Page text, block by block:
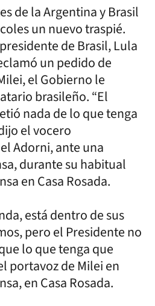
de la Argentina y Brasil
un nuevo traspié.
de Brasil, Lula
un pedido de
el Gobierno le
brasileño. “El
nada de lo que tenga
el vocero
Adorni, ante una
durante su habitual
en Casa Rosada.
está dentro de sus
pero el Presidente no
lo que tenga que
portavoz de Milei en
en Casa Rosada.